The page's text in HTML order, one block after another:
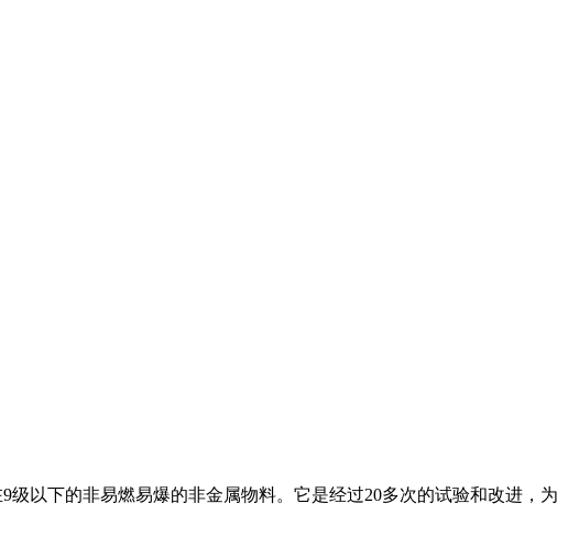
以下的非易燃易爆的非金属物料。它是经过20多次的试验和改进，为